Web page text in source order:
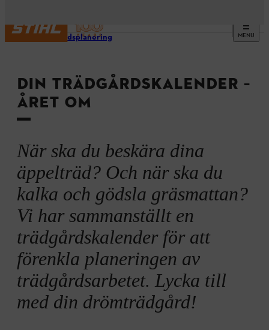
MENU
Trädgårdsplanering
DIN TRÄDGÅRDSKALENDER –
ÅRET OM
När ska du beskära dina
äppelträd? Och när ska du
kalka och gödsla gräsmattan?
Vi har sammanställt en
trädgårdskalender för att
förenkla planeringen av
trädgårdsarbetet. Lycka till
med din drömträdgård!